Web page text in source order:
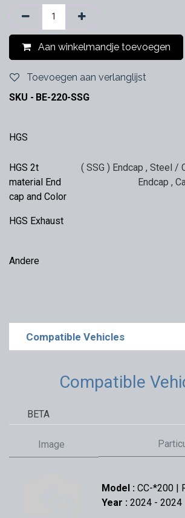
Aan winkelmandje toevoegen
Toevoegen aan verlanglijst
SKU - BE-220-SSG
HGS
HGS 2t
material End
cap and Color
( SSG ) Endcap , Steel /
Endcap ,
HGS Exhaust
Andere
Compatible Vehicles
Compatible
BETA
Image
Model : CC-*200 |
Year : 2024 - 2024